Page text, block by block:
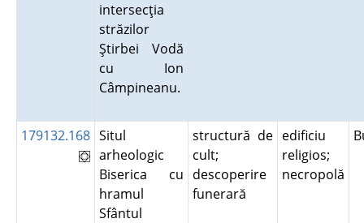
intersecţia
străzilor
Ştirbei Vodă
cu Ion
Câmpineanu.
179132.168 Situl
arheologic
Biserica cu
hramul
Sfântul
structură de
cult;
descoperire
funerară
edificiu
religios;
necropolă